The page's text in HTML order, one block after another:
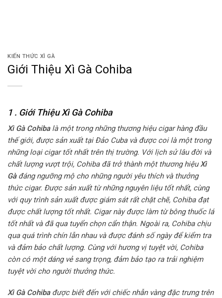
KIẾN THỨC XÌ GÀ
Giới Thiệu Xì Gà Cohiba
1 . Giới Thiệu Xì Gà Cohiba
Xì Gà Cohibalà một trong những thương hiệu cigar hàng đầu
thế giới, được sản xuất tại Đảo Cuba và được coi là một trong
những loại cigar tốt nhất trên thị trường. Với lịch sử lâu đời và
chất lượng vượt trội, Cohiba đã trở thành một thương hiệu Xì
Gàđáng ngưỡng mộ cho những người yêu thích và thưởng
thức cigar. Được sản xuất từ những nguyên liệu tốt nhất, cùng
với quy trình sản xuất được giám sát rất chặt chẽ, Cohiba đạt
được chất lượng tốt nhất. Cigar này được làm từ bông thuốc lá
tốt nhất và đã qua tuyển chọn cẩn thận. Ngoài ra, Cohiba chịu
qua quá trình chín lẫn nhau và được đánh số ngày để kiểm tra
và đảm bảo chất lượng. Cùng với hương vị tuyệt vời, Cohiba
còn có một dáng vẻ sang trọng, đảm bảo tạo ra trải nghiệm
tuyệt vời cho người thưởng thức.
Xì Gà Cohibađược biết đến với chiếc nhẫn vàng đặc trưng trên